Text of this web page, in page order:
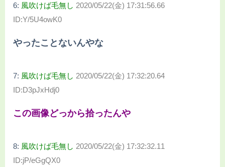
6: 風吹けば毛無し 2020/05/22(金) 17:31:56.66
ID:Y/5U4owK0
やったことないんやな
7: 風吹けば毛無し 2020/05/22(金) 17:32:20.64
ID:D3pJxHdj0
この画像どっから拾ったんや
8: 風吹けば毛無し 2020/05/22(金) 17:32:32.11
ID:jP/eGgQX0